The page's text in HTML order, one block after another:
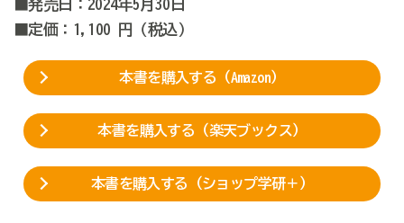
■発売日：2024年5月30日
■定価：1,100 円（税込）
本書を購入する（Amazon）
本書を購入する（楽天ブックス）
本書を購入する（ショップ学研＋）